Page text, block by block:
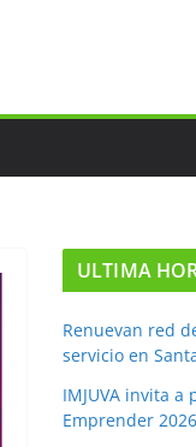
ULTIMA
Renuevan red
servicio en
IMJUVA invita
Emprender 2026